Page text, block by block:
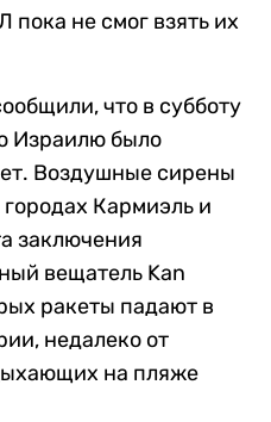
не смог взять их
что в субботу
Израилю было
Воздушные сирены
Кармиэль и
заключения
вещатель Kan
ракеты падают в
недалеко от
на пляже